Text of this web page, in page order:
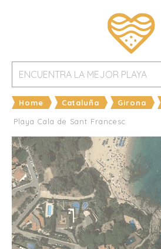
Home Cataluña Girona
Playa Cala de Sant Francesc